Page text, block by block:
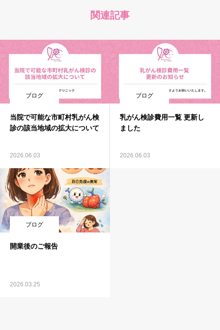
関連記事
ブログ
当院で可能な市町村乳がん検
診の該当地域の拡大について
2026.06.03
ブログ
乳がん検診費用一覧 更新し
ました
2026.06.03
ブログ
開業後のご報告
2026.03.25